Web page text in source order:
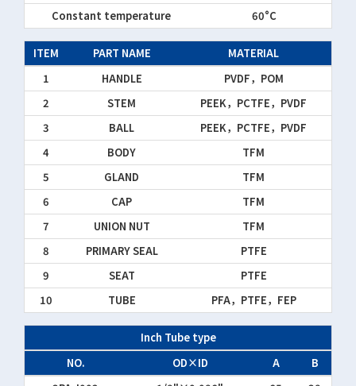
Constant temperature
60°C
ITEM PART NAME
MATERIAL
1
HANDLE
PVDF，POM
2
STEM
PEEK，PCTFE，PVDF
3
BALL
PEEK，PCTFE，PVDF
4
BODY
TFM
5
GLAND
TFM
6
CAP
TFM
7
UNION NUT
TFM
8
PRIMARY SEAL
PTFE
9
SEAT
PTFE
10
TUBE PFA，PTFE，FEP
Inch Tube type
NO.
OD×ID A
B